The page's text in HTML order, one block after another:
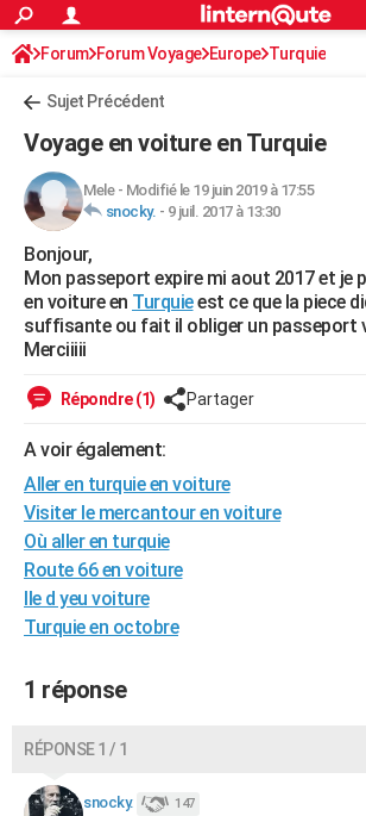
ACTUALITÉS
Politique
Société
Faits Divers
Education
Monde
Villes
+
FINANCE
Retraite
Impôts
Epargne
Immobilier
Risques naturels par ville
Banque
Assurance
Crédit
AUTO
Essais
Réserver un essai
Citadines
Berlines
SUV
Forum auto
+HIGH-TECH
Mobiles
Meilleur smartphone
Internet
Ordinateurs
Jeux vidéo
Guide high-tech
+BRICOLAGE
Forum
Aménagement intérieur
Extérieur
Cuisine
Salle de bains
Jardinage
Rangement
Guides de France
Escapades
Patrimoine
Expositions
Musées
Week-end nature
Art de vivre
Bien-être
Loisirs
Mode
Modes de vie
Alimentation
Guide de la santé
Maladies
Médicaments
Sommeil
VOYAGE
PHOTO
GUIDES D'ACHAT
CARTE DE VOEUX
Carte de Noël
Carte Bonne année
Carte Saint-Valentin
Carte Pâques
Carte d'anniversaire
DICTIONNAIRE
Dictionnaire
Biographies
Citations
Expressions
Proverbes
PROGRAMME TV
S'inscrire
Connexion
Forum Forum Voyage Europe Turquie
Sujet Précédent
Voyage en voiture en Turquie
Mele- Modifié le 19 juin 2019 à 17:55
snocky. - 9 juil. 2017 à 13:30
Bonjour,
Mon passeport expire mi aout 2017 et je
en voiture en Turquieest ce que la piece
suffisante ou fait il obliger un passeport
Merciiiii
Répondre (1) Partager
A voir également:
Aller en turquie en voiture
Visiter le mercantour en voiture
Où aller en turquie
Route 66 en voiture
Ile d yeu voiture
Turquie en octobre
1 réponse
RÉPONSE 1 / 1
snocky. 147